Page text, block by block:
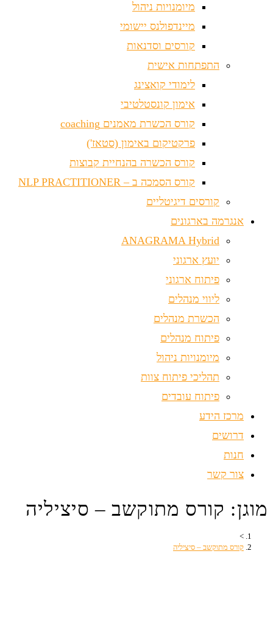
מיומנויות ניהול
מיינדפולנס יישומי
קורסים וסדנאות
התפתחות אישית
לימודי קואצינג
אימון קונסטלטיבי
קורס הכשרת מאמנים coaching
פרקטיקום באימון (סטאז')
קורס הכשרה בהנחיית קבוצות
קורס הסמכה ב – NLP PRACTITIONER
קורסים דיגיטליים
אנגרמה בארגונים
ANAGRAMA Hybrid
יועץ ארגוני
פיתוח ארגוני
ליווי מנהלים
הכשרת מנהלים
פיתוח מנהלים
מיומנויות ניהול
תהליכי פיתוח צוות
פיתוח עובדים
מרכז הידע
דרושים
חנות
צור קשר
מוגן: קורס מתוקשב – סיציליה
>
קורס מתוקשב – סיציליה